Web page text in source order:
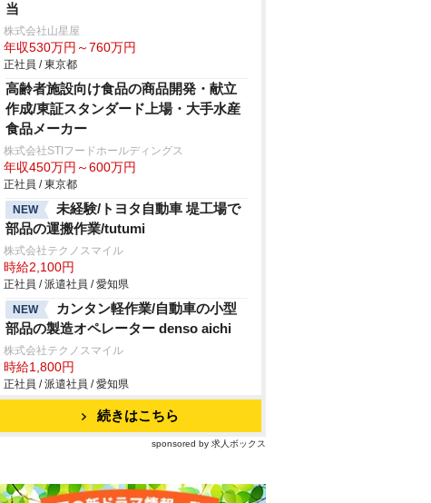
当
株式会社山星屋
年収530万円～760万円
正社員 / 東京都
高齢者施設向け食品の商品開発・献立
作成/東証スタンダード上場・大手水産
食品メーカー
株式会社STIフードホールディングス
年収450万円～600万円
正社員 / 東京都
NEW
未経験/トヨタ自動車 堤工場で
部品の運搬作業/tutumi
株式会社テクノスマイル
時給2,100円
正社員 / 派遣社員 / 愛知県
NEW
カンタン軽作業/自動車の小型
部品の製造オペレーター denso aichi
株式会社テクノスマイル
時給1,800円
正社員 / 派遣社員 / 愛知県
続きはこちら
sponsored by 求人ボックス